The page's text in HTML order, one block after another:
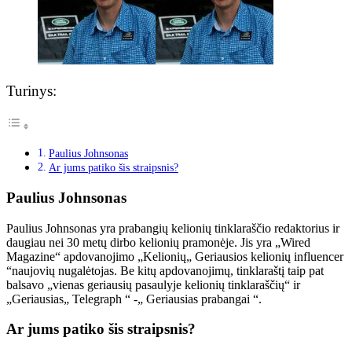
Turinys:
Paulius Johnsonas
Ar jums patiko šis straipsnis?
Paulius Johnsonas
Paulius Johnsonas yra prabangių kelionių tinklaraščio redaktorius ir
daugiau nei 30 metų dirbo kelionių pramonėje. Jis yra „Wired
Magazine“ apdovanojimo „Kelionių„ Geriausios kelionių influencer
“naujovių nugalėtojas. Be kitų apdovanojimų, tinklaraštį taip pat
balsavo „vienas geriausių pasaulyje kelionių tinklaraščių“ ir
„Geriausias„ Telegraph “ -„ Geriausias prabangai “.
Ar jums patiko šis straipsnis?